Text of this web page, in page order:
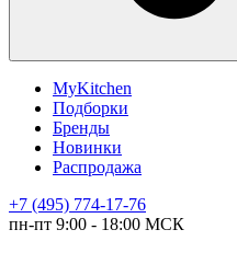
MyKitchen
Подборки
Бренды
Новинки
Распродажа
+7 (495) 774-17-76
пн-пт 9:00 - 18:00 МСК